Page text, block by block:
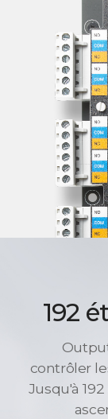
192
contrôler
Jusqu'à